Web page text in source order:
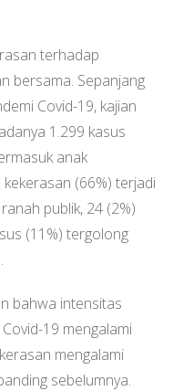
terhadap
bersama. Sepanjang
Covid-19, kajian
1.299 kasus
anak
(66%) terjadi
publik, 24 (2%)
(11%) tergolong
bahwa intensitas
19 mengalami
mengalami
sebelumnya.